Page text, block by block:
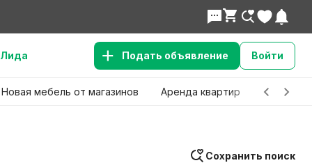
Лида Подать объявление Войти
Новая мебель от магазинов Аренда квартир Детские
Сохранить поиск